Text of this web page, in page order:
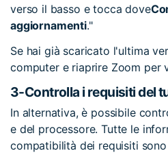
verso il basso e tocca dove
aggiornamenti."
Se hai già scaricato l'ultima
computer e riaprire Zoom per
3-Controlla i requisiti del
In alternativa, è possibile
e del processore. Tutte le
compatibilità dei requisiti